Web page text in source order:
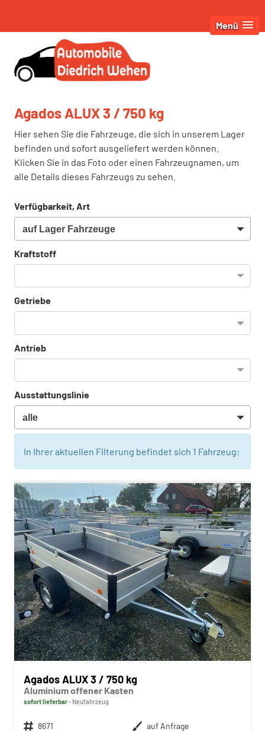
Menü
Agados ALUX 3 / 750 kg
Hier sehen Sie die Fahrzeuge, die sich in unserem Lager
befinden und sofort ausgeliefert werden können.
Klicken Sie in das Foto oder einen Fahrzeugnamen, um
alle Details dieses Fahrzeugs zu sehen.
Verfügbarkeit, Art
Kraftstoff
Getriebe
Antrieb
Ausstattungslinie
In Ihrer aktuellen Filterung befindet sich 1 Fahrzeug:
Agados ALUX 3 / 750 kg
Aluminium offener Kasten
sofort lieferbar Neufahrzeug
Fahrzeugnr. 8671 Außenfarbe auf Anfrage